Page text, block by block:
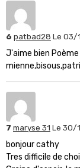
6 patbad28 Le 03/
J'aime bien
7 maryse 31 Le 30/
bonjour cathy
Tres difficile de